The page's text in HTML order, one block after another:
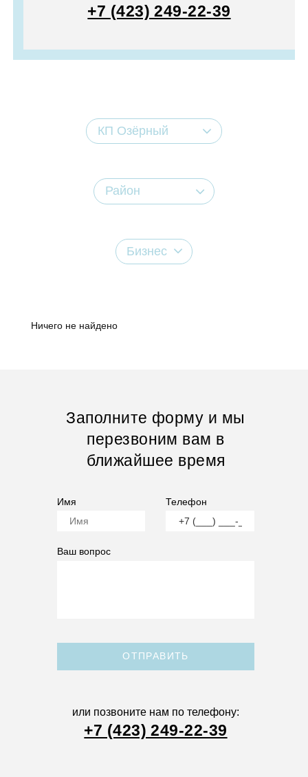
+7 (423) 249-22-39
КП Озёрный
Район
Бизнес
Ничего не найдено
Заполните форму и мы
перезвоним вам в
ближайшее время
Имя Телефон
Ваш вопрос
ОТПРАВИТЬ
или позвоните нам по телефону:
+7 (423) 249-22-39